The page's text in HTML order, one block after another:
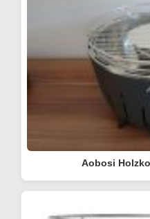
Aobosi